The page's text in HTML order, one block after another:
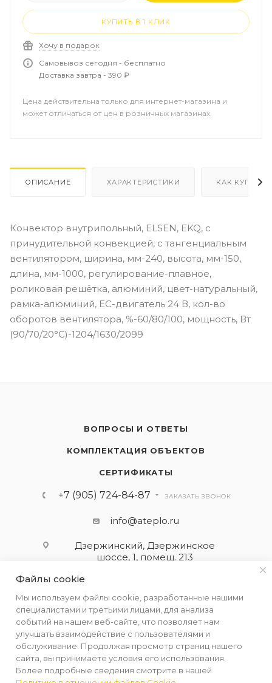
КУПИТЬ В 1 КЛИК
Хочу в подарок
Самовывоз сегодня - бесплатно
Доставка завтра - 390 ₽
Цена действительна только для интернет-магазина и
может отличаться от цен в розничных магазинах
ОПИСАНИЕ ХАРАКТЕРИСТИКИ КАК КУПИТЬ
Конвектор внутрипольный, ELSEN, EKQ, с
принудительной конвекцией, с тангенциальным
вентилятором, ширина, мм-240, высота, мм-150,
длина, мм-1000, регулирование-плавное,
роликовая решётка, алюминий, цвет-натуральный,
рамка-алюминий, EC-двигатель 24 В, кол-во
оборотов вентилятора, %-60/80/100, мощность, Вт
(90/70/20°C)-1204/1630/2099
ВОПРОСЫ И ОТВЕТЫ
КОМПЛЕКТАЦИЯ ОБЪЕКТОВ
СЕРТИФИКАТЫ
+7 (905) 724-84-87 ЗАКАЗАТЬ ЗВОНОК
info@ateplo.ru
Дзержинский, Дзержинское
шоссе, 1, помещ. 213
ПОЛИТИКА КОНФИДЕНЦИАЛЬНОСТИ
Файлы cookie
Мы используем файлы cookie, разработанные нашими
специалистами и третьими лицами, для анализа
событий на нашем веб-сайте, что позволяет нам
улучшать взаимодействие с пользователями и
обслуживание. Продолжая просмотр страниц нашего
сайта, вы принимаете условия его использования.
Более подробные сведения смотрите в нашей